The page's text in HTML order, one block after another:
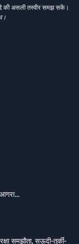
की असली तस्वीर समझ सकें।
समझौता, सऊदी-तुर्की-